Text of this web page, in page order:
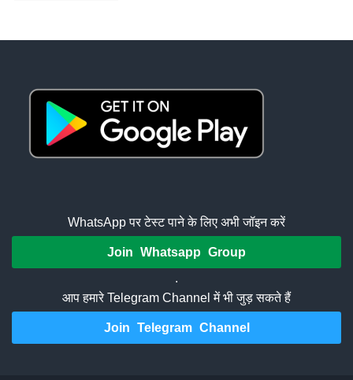
WhatsApp पर टेस्ट पाने के लिए अभी जॉइन करें
Join Whatsapp Group
.
आप हमारे Telegram Channel में भी जुड़ सकते हैं
Join Telegram Channel